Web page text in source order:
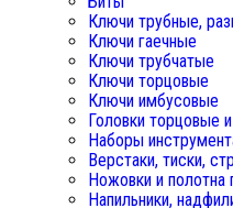
Ключи трубные,
Ключи гаечные
Ключи трубчатые
Ключи торцовые
Ключи имбусовые
Головки торцовые
Наборы
Верстаки, тиски,
Ножовки и полотна
Напильники,